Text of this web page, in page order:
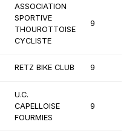
ASSOCIATION
SPORTIVE
THOUROTTOISE
CYCLISTE
9
RETZ BIKE CLUB 9
U.C.
CAPELLOISE
FOURMIES
9